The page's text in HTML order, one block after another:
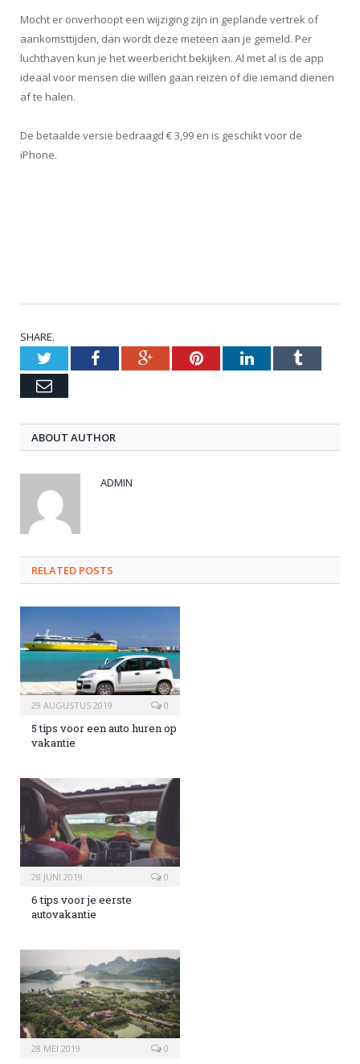
Mocht er onverhoopt een wijziging zijn in geplande vertrek of
aankomsttijden, dan wordt deze meteen aan je gemeld. Per
luchthaven kun je het weerbericht bekijken. Al met al is de app
ideaal voor mensen die willen gaan reizen of die iemand dienen
af te halen.
De betaalde versie bedraagd € 3,99 en is geschikt voor de
iPhone.
SHARE.
TwitterFacebookGoogle+PinterestLinkedInTumblr
Email
ABOUT AUTHOR
ADMIN
RELATED POSTS
29 AUGUSTUS 2019 0
5 tips voor een auto huren op
vakantie
28 JUNI 2019 0
6 tips voor je eerste
autovakantie
28 MEI 2019 0